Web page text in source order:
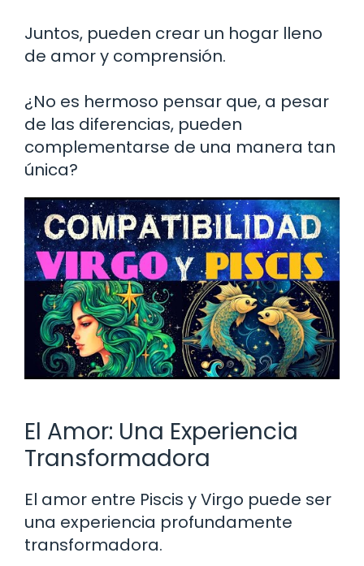
Juntos, pueden crear un hogar lleno
de amor y comprensión.
¿No es hermoso pensar que, a pesar
de las diferencias, pueden
complementarse de una manera tan
única?
El Amor: Una Experiencia
Transformadora
El amor entre Piscis y Virgo puede ser
una experiencia profundamente
transformadora.